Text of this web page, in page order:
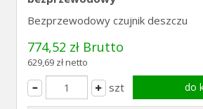
Bezprzewodowy czujnik deszczu
774,52 zł Brutto
629,69 zł netto
szt do